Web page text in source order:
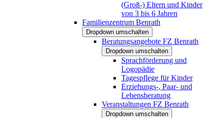
(Groß-) Eltern und Kinder
von 3 bis 6 Jahren
Familienzentrum Benrath
Dropdown umschalten
Beratungsangebote FZ Benrath
Dropdown umschalten
Sprachförderung und
Logopädie
Tagespflege für Kinder
Erziehungs-, Paar- und
Lebensberatung
Veranstaltungen FZ Benrath
Dropdown umschalten